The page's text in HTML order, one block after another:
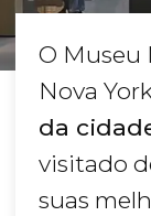
O Museu
Nova
da
visitado
suas